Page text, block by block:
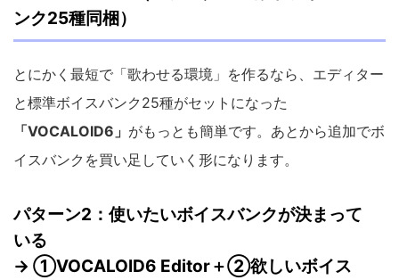
ンク25種同梱）
とにかく最短で「歌わせる環境」を作るなら、エディター
と標準ボイスバンク25種がセットになった
「VOCALOID6」 がもっとも簡単です。あとから追加でボ
イスバンクを買い足していく形になります。
パターン2：使いたいボイスバンクが決まって
いる
→ ①VOCALOID6 Editor＋②欲しいボイス